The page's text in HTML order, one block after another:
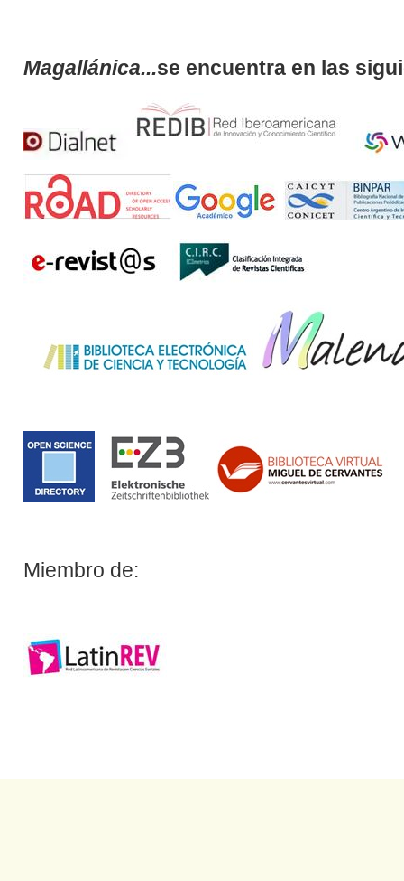
Magallánica...se encuentra en las
Miembro de: